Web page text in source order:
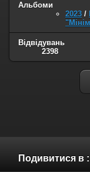
Альбоми
2023 /
Відвідувань
2398
Подивитися в :